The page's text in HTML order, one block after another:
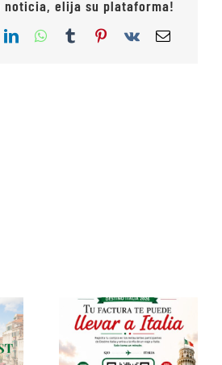
noticia, elija su plataforma!
LinkedInWhatsApp
TumblrPinterest
Vk
Correo